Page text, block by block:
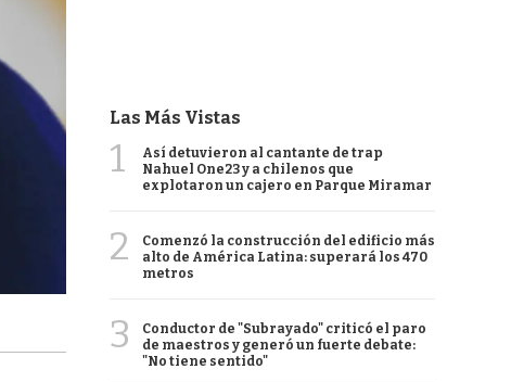
Las Más Vistas
1
Así detuvieron al cantante de trap
Nahuel One23 y a chilenos que
explotaron un cajero en Parque Miramar
2
Comenzó la construcción del edificio más
alto de América Latina: superará los 470
metros
3
Conductor de "Subrayado" criticó el paro
de maestros y generó un fuerte debate:
"No tiene sentido"